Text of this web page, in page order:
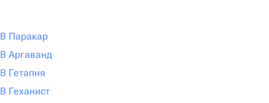
В Паракар
В Аргаванд
В Гетапня
В Геханист